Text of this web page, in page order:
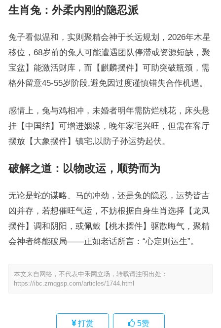
生肖兔：外柔内刚的隐忍派
兔子看似温和，实则聚精会神于长远规划，2026年木星
移位，68岁前的兔人可能遭遇团队停滞或资源短缺，聚
宝盆】能激活财库，而【麒麟摆件】可助突破瓶颈，需
格外留意45-55岁阶段,避免因过度谨慎错失合作机遇。
感情上，兔与鸡相冲，未婚者明年需防烂桃花，床头悬
挂【中国结】可增进姻缘，晚年家宅兴旺，但需在客厅
摆放【大象摆件】镇宅,以防子孙运势起伏。
破解之道：以物改运，顺势而为
无论是蛇的谋略、马的冲劲，还是兔的隐忍，运势皆吉
凶并存，若想催旺气运，不妨根据自身生肖选择【龙凤
摆件】调和阴阳，或佩戴【桃木摆件】驱散晦气，聚精
会神者终能破局——正如老话所言：“心定则运生”。
本文来自网络，不代表中禾网立场，转载请注明出处：
https://ibc.zmqgsp.com/articles/1744.html
打赏 5赞